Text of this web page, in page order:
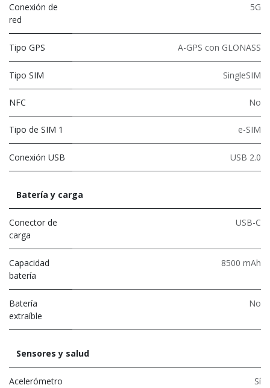
Conexión de
red
5G
Tipo GPS A-GPS con GLONASS
Tipo SIM SingleSIM
NFC No
Tipo de SIM 1 e-SIM
Conexión USB USB 2.0
Batería y carga
Conector de
carga
USB-C
Capacidad
batería
8500 mAh
Batería
extraíble
No
Sensores y salud
Acelerómetro Sí